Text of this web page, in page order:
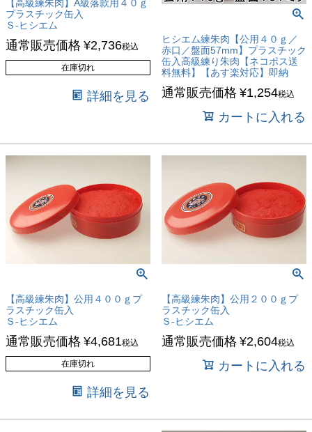
【高級練朱肉】A級落款用４０ｇ
プラスチック缶入
Ｓ-ヒシエム
通常販売価格 ¥2,736税込
在庫切れ
詳細を見る
ヒシエム練朱肉【公用４０ｇ／
赤口／盤面57mm】プラスチック
缶入高級練り朱肉【ネコポス送
料無料】【あす楽対応】即納
通常販売価格 ¥1,254税込
カートに入れる
【高級練朱肉】公用４００ｇプ
ラスチック缶入
Ｓ-ヒシエム
通常販売価格 ¥4,681税込
在庫切れ
詳細を見る
【高級練朱肉】公用２００ｇプ
ラスチック缶入
Ｓ-ヒシエム
通常販売価格 ¥2,604税込
カートに入れる